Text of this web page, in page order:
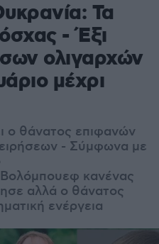
Τα
- Έξι
ολιγαρχών
μέχρι
ο θάνατος επιφανών
- Σύμφωνα με
κανένας
αλλά ο θάνατος
ενέργεια